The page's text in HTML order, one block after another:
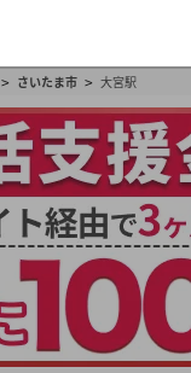
> さいたま市 > 大宮駅